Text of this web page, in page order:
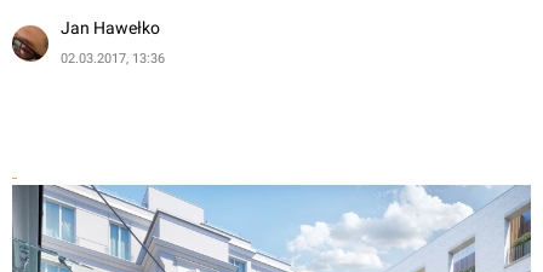
Jan Hawełko
02.03.2017, 13:36